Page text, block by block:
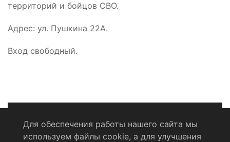
территорий и бойцов СВО.
Адрес: ул. Пушкина 22А.
Вход свободный.
Для обеспечения работы нашего сайта мы
используем файлы cookie, а для улучшения